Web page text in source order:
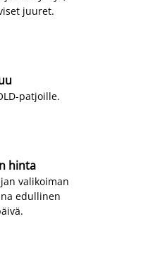
juuret.
patjoille.
hinta
valikoiman
edullinen